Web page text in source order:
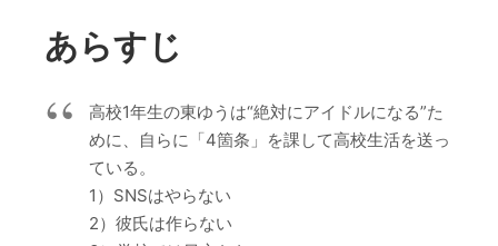
あらすじ
高校1年生の東ゆうは“絶対にアイドルになる”た
めに、自らに「4箇条」を課して高校生活を送っ
ている。
1）SNSはやらない
2）彼氏は作らない